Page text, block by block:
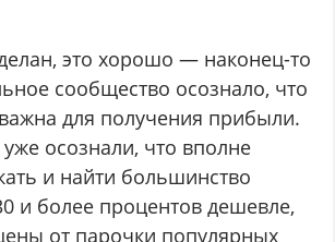
это хорошо — наконец-то
сообщество осознало, что
для получения прибыли.
осознали, что вполне
и найти большинство
и более процентов дешевле,
от парочки популярных